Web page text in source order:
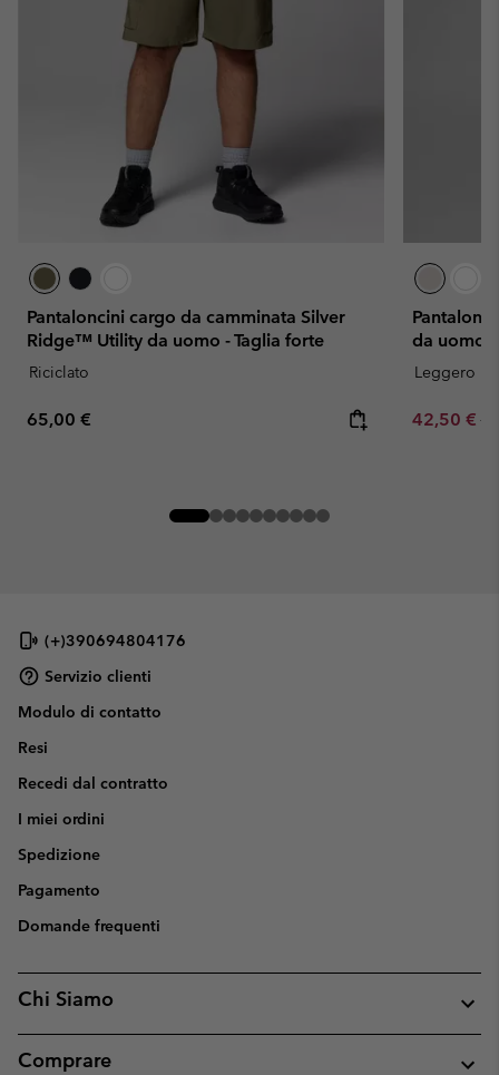
Pantaloncini cargo da camminata Silver
Ridge™ Utility da uomo - Taglia forte
Riciclato
Regular price:
65,00 €
da uomo
Leggero
Sale price:
42,50 €
(+)390694804176
Servizio clienti
Modulo di contatto
Resi
Recedi dal contratto
I miei ordini
Spedizione
Pagamento
Domande frequenti
Chi Siamo
Comprare